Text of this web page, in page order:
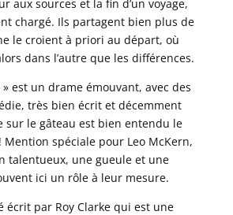
aux sources et la fin d’un voyage,
chargé. Ils partagent bien plus de
le croient à priori au départ, où
dans l’autre que les différences.
est un drame émouvant, avec des
très bien écrit et décemment
sur le gâteau est bien entendu le
Mention spéciale pour Leo McKern,
talentueux, une gueule et une
ici un rôle à leur mesure.
écrit par Roy Clarke qui est une